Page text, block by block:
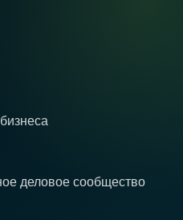
деловое сообщество